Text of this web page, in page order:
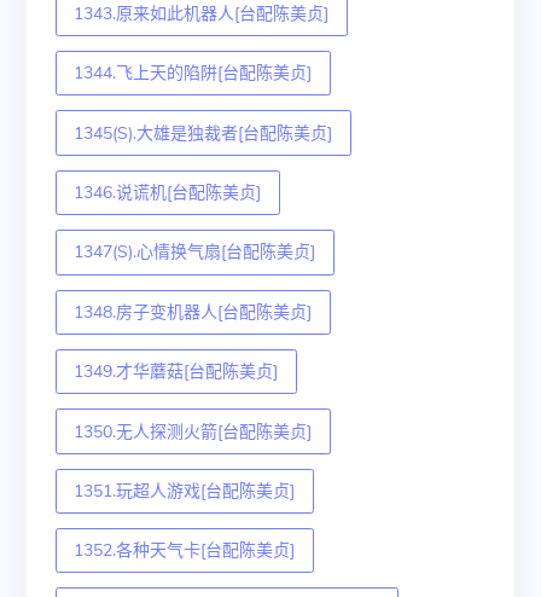
1343.原来如此机器人[台配陈美贞]
1344.飞上天的陷阱[台配陈美贞]
1345(S).大雄是独裁者[台配陈美贞]
1346.说谎机[台配陈美贞]
1347(S).心情换气扇[台配陈美贞]
1348.房子变机器人[台配陈美贞]
1349.才华蘑菇[台配陈美贞]
1350.无人探测火箭[台配陈美贞]
1351.玩超人游戏[台配陈美贞]
1352.各种天气卡[台配陈美贞]